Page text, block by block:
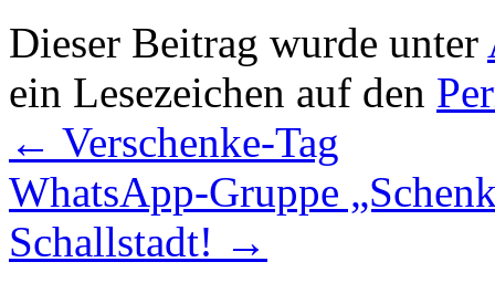
Dieser Beitrag wurde unter
ein Lesezeichen auf den
← Verschenke-Tag
WhatsApp-Gruppe
Schallstadt! →